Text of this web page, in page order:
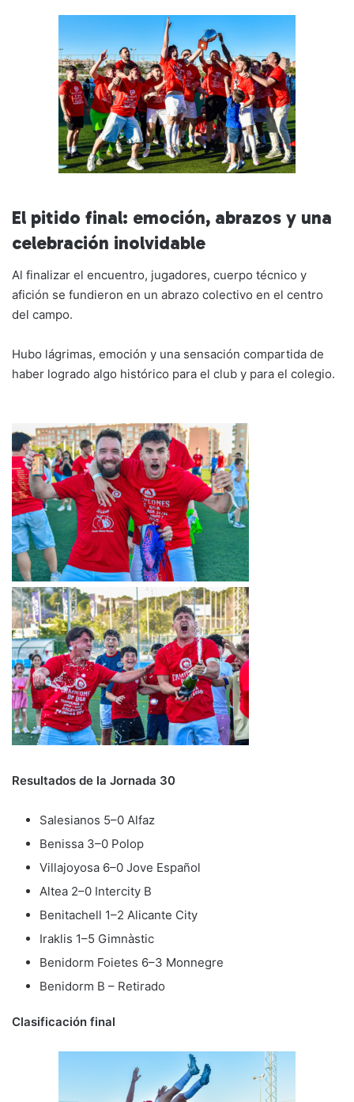
El pitido final: emoción, abrazos y una
celebración inolvidable
Al finalizar el encuentro, jugadores, cuerpo técnico y
afición se fundieron en un abrazo colectivo en el centro
del campo.
Hubo lágrimas, emoción y una sensación compartida de
haber logrado algo histórico para el club y para el colegio.
Resultados de la Jornada 30
Salesianos 5–0 Alfaz
Benissa 3–0 Polop
Villajoyosa 6–0 Jove Español
Altea 2–0 Intercity B
Benitachell 1–2 Alicante City
Iraklis 1–5 Gimnàstic
Benidorm Foietes 6–3 Monnegre
Benidorm B – Retirado
Clasificación final